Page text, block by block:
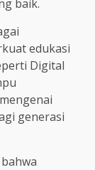
baik.
edukasi
Digital
generasi